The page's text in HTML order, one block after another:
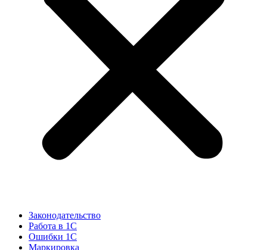
Законодательство
Работа в 1С
Ошибки 1С
Маркировка